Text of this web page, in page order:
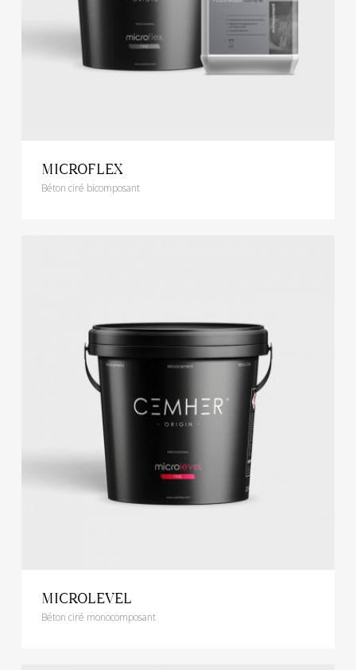
MICROFLEX
Béton ciré bicomposant
MICROLEVEL
Béton ciré monocomposant